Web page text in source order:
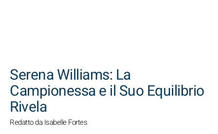
Serena Williams: La
Campionessa e il Suo Equilibrio
Rivela
Redatto da Isabelle Fortes